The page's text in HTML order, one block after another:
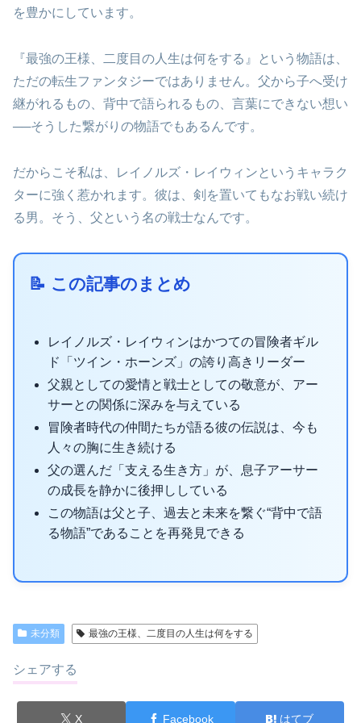
を豊かにしています。
『最強の王様、二度目の人生は何をする』という物語は、
ただの転生ファンタジーではありません。父から子へ受け
継がれるもの、背中で語られるもの、言葉にできない想い
──そうした繋がりの物語でもあるんです。
だからこそ私は、レイノルズ・レイウィンというキャラク
ターに強く惹かれます。彼は、剣を置いてもなお戦い続け
る男。そう、父という名の戦士なんです。
📝 この記事のまとめ
レイノルズ・レイウィンはかつての冒険者ギル
ド「ツイン・ホーンズ」の誇り高きリーダー
父親としての愛情と戦士としての敬意が、アー
サーとの関係に深みを与えている
冒険者時代の仲間たちが語る彼の伝説は、今も
人々の胸に生き続ける
父の選んだ「支える生き方」が、息子アーサー
の成長を静かに後押ししている
この物語は父と子、過去と未来を繋ぐ“背中で語
る物語”であることを再発見できる
未分類 最強の王様、二度目の人生は何をする
シェアする
X Facebook はてブ